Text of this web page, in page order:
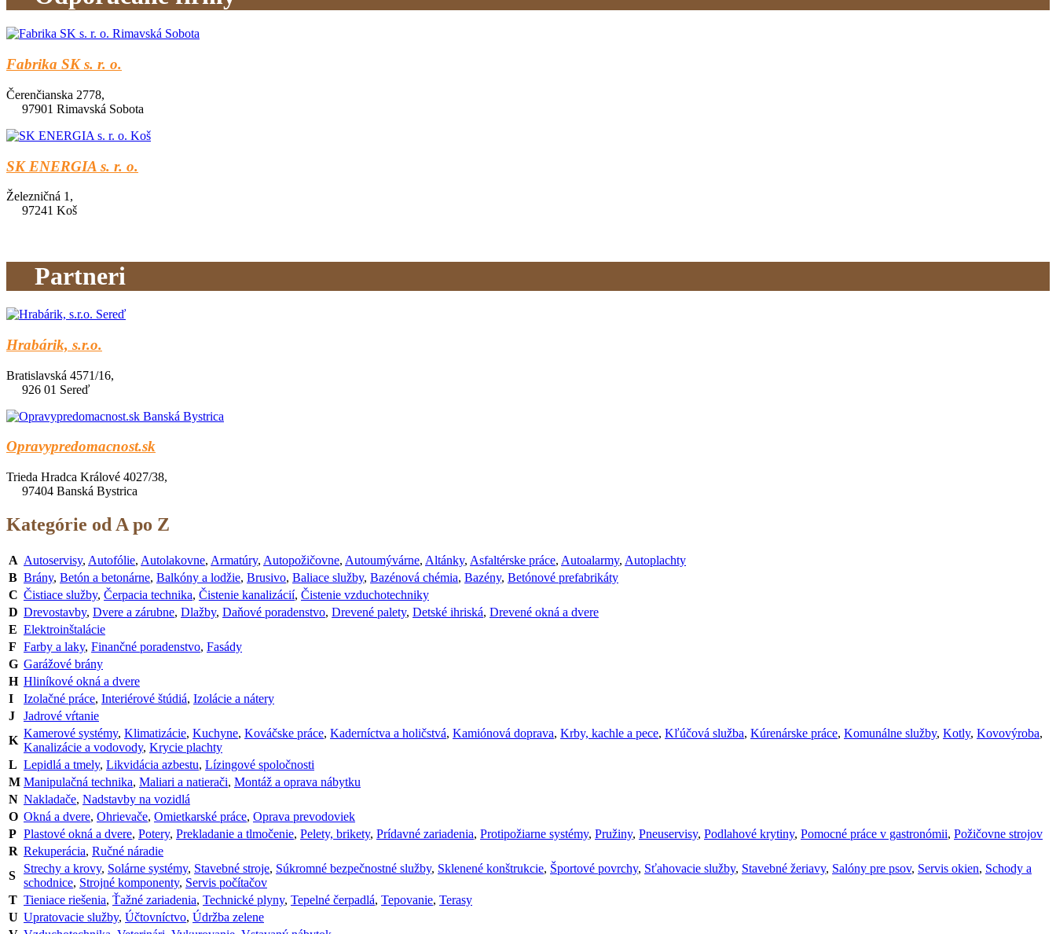
Fabrika SK s. r. o.
Čerenčianska 2778,
97901 Rimavská Sobota
SK ENERGIA s. r. o.
Železničná 1,
97241 Koš
Partneri
Hrabárik, s.r.o.
Bratislavská 4571/16,
926 01 Sereď
Opravypredomacnost.sk
Trieda Hradca Králové 4027/38,
97404 Banská Bystrica
Kategórie od A po Z
A Autoservisy, Autofólie, Autolakovne, Armatúry, Autopožičovne, Autoumývárne, Altánky, Asfaltérske práce, Autoalarmy, Autoplachty
B Brány, Betón a betonárne, Balkóny a lodžie, Brusivo, Baliace služby, Bazénová chémia, Bazény, Betónové prefabrikáty
C Čistiace služby, Čerpacia technika, Čistenie kanalizácií, Čistenie vzduchotechniky
D Drevostavby, Dvere a zárubne, Dlažby, Daňové poradenstvo, Drevené palety, Detské ihriská, Drevené okná a dvere
E Elektroinštalácie
F Farby a laky, Finančné poradenstvo, Fasády
G Garážové brány
H Hliníkové okná a dvere
I
Izolačné práce, Interiérové štúdiá, Izolácie a nátery
J
Jadrové vŕtanie
K
Kamerové systémy, Klimatizácie, Kuchyne, Kováčske práce, Kaderníctva a holičstvá, Kamiónová doprava, Krby, kachle a pece, Kľúčová služba, Kúrenárske práce, Komunálne služby, Kotly, Kovovýroba,
Kanalizácie a vodovody, Krycie plachty
L Lepidlá a tmely, Likvidácia azbestu, Lízingové spoločnosti
M Manipulačná technika, Maliari a natierači, Montáž a oprava nábytku
N Nakladače, Nadstavby na vozidlá
O Okná a dvere, Ohrievače, Omietkarské práce, Oprava prevodoviek
P Plastové okná a dvere, Potery, Prekladanie a tlmočenie, Pelety, brikety, Prídavné zariadenia, Protipožiarne systémy, Pružiny, Pneuservisy, Podlahové krytiny, Pomocné práce v gastronómii, Požičovne strojov
R Rekuperácia, Ručné náradie
S
Strechy a krovy, Solárne systémy, Stavebné stroje, Súkromné bezpečnostné služby, Sklenené konštrukcie, Športové povrchy, Sťahovacie služby, Stavebné žeriavy, Salóny pre psov, Servis okien, Schody a
schodnice, Strojné komponenty, Servis počítačov
T Tieniace riešenia, Ťažné zariadenia, Technické plyny, Tepelné čerpadlá, Tepovanie, Terasy
U Upratovacie služby, Účtovníctvo, Údržba zelene